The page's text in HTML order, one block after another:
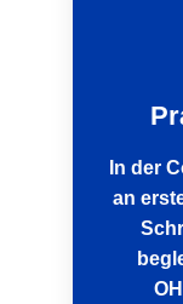
In der
an